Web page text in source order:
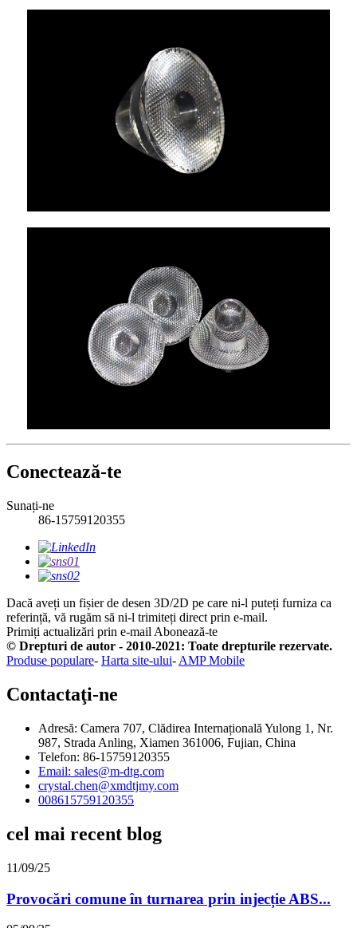
Conectează-te
Sunați-ne
86-15759120355
Dacă aveți un fișier de desen 3D/2D pe care ni-l puteți furniza ca
referință, vă rugăm să ni-l trimiteți direct prin e-mail.
Primiți actualizări prin e-mail Abonează-te
© Drepturi de autor - 2010-2021: Toate drepturile rezervate.
Produse populare- Harta site-ului- AMP Mobile
Contactaţi-ne
Adresă: Camera 707, Clădirea Internațională Yulong 1, Nr.
987, Strada Anling, Xiamen 361006, Fujian, China
Telefon: 86-15759120355
Email: sales@m-dtg.com
crystal.chen@xmdtjmy.com
008615759120355
cel mai recent blog
11/09/25
Provocări comune în turnarea prin injecție ABS...